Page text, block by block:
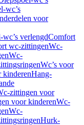
wc’s
voor
verlengdComfort
wc-zittingenWc-
Wc-
Wc’s voor
kinderenHang-
zittingen voor
voor kinderenWc-
Wc-
Hurk-